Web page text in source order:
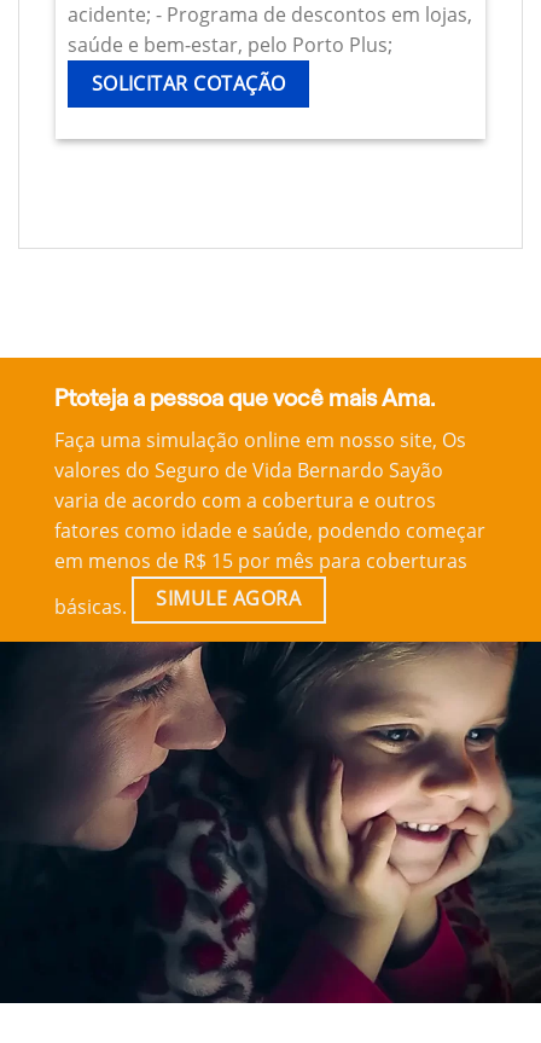
acidente; - Programa de descontos em lojas,
saúde e bem-estar, pelo Porto Plus;
SOLICITAR COTAÇÃO
Ptoteja a pessoa que você mais Ama.
Faça uma simulação online em nosso site, Os
valores do Seguro de Vida Bernardo Sayão
varia de acordo com a cobertura e outros
fatores como idade e saúde, podendo começar
em menos de R$ 15 por mês para coberturas
básicas.
SIMULE AGORA